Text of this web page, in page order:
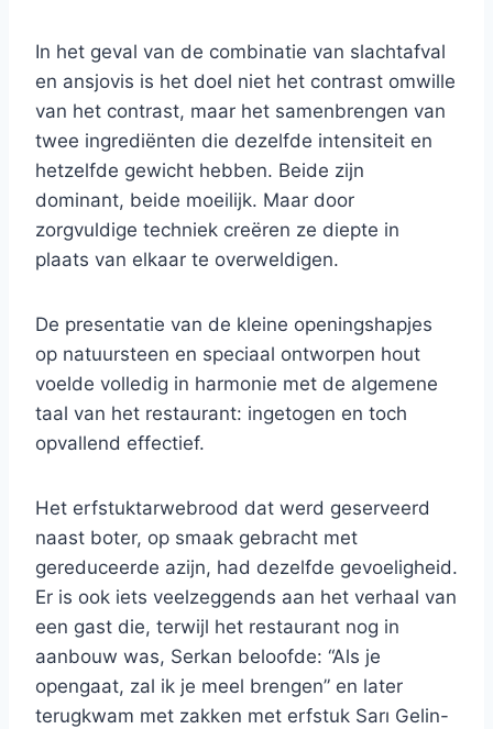
In het geval van de combinatie van slachtafval
en ansjovis is het doel niet het contrast omwille
van het contrast, maar het samenbrengen van
twee ingrediënten die dezelfde intensiteit en
hetzelfde gewicht hebben. Beide zijn
dominant, beide moeilijk. Maar door
zorgvuldige techniek creëren ze diepte in
plaats van elkaar te overweldigen.
De presentatie van de kleine openingshapjes
op natuursteen en speciaal ontworpen hout
voelde volledig in harmonie met de algemene
taal van het restaurant: ingetogen en toch
opvallend effectief.
Het erfstuktarwebrood dat werd geserveerd
naast boter, op smaak gebracht met
gereduceerde azijn, had dezelfde gevoeligheid.
Er is ook iets veelzeggends aan het verhaal van
een gast die, terwijl het restaurant nog in
aanbouw was, Serkan beloofde: “Als je
opengaat, zal ik je meel brengen” en later
terugkwam met zakken met erfstuk Sarı Gelin-